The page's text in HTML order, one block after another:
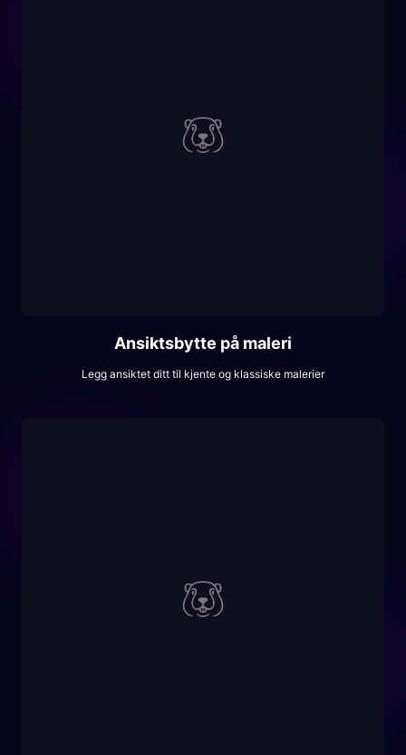
Ansiktsbytte på maleri
Legg ansiktet ditt til kjente og klassiske malerier